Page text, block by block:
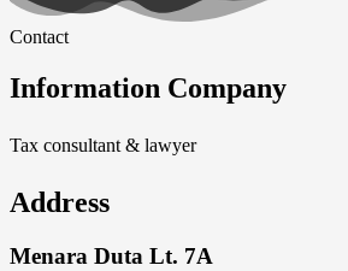
Contact
Information Company
Tax consultant & lawyer
Address
Menara Duta Lt. 7A